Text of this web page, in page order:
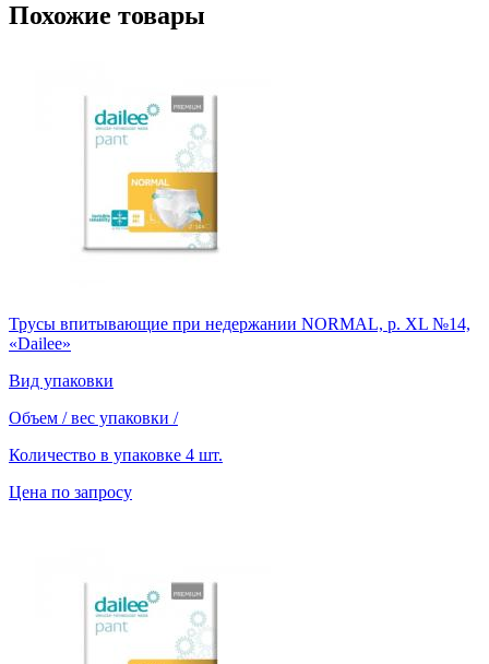
Похожие товары
Трусы впитывающие при недержании NORMAL, р. XL №14,
«Dailee»
Вид упаковки
Объем / вес упаковки /
Количество в упаковке 4 шт.
Цена по запросу